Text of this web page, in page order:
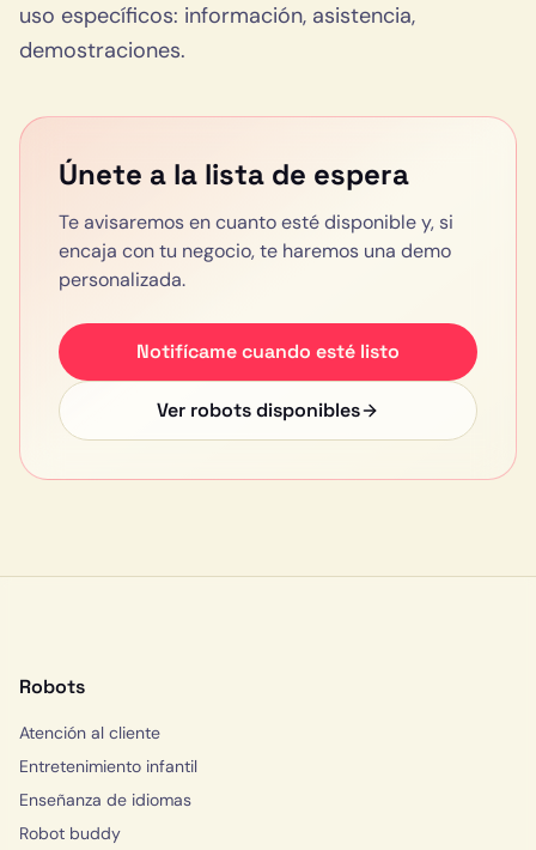
uso específicos: información, asistencia,
demostraciones.
Únete a la lista de espera
Te avisaremos en cuanto esté disponible y, si
encaja con tu negocio, te haremos una demo
personalizada.
Notifícame cuando esté listo
Ver robots disponibles
Robots
Atención al cliente
Entretenimiento infantil
Enseñanza de idiomas
Robot buddy